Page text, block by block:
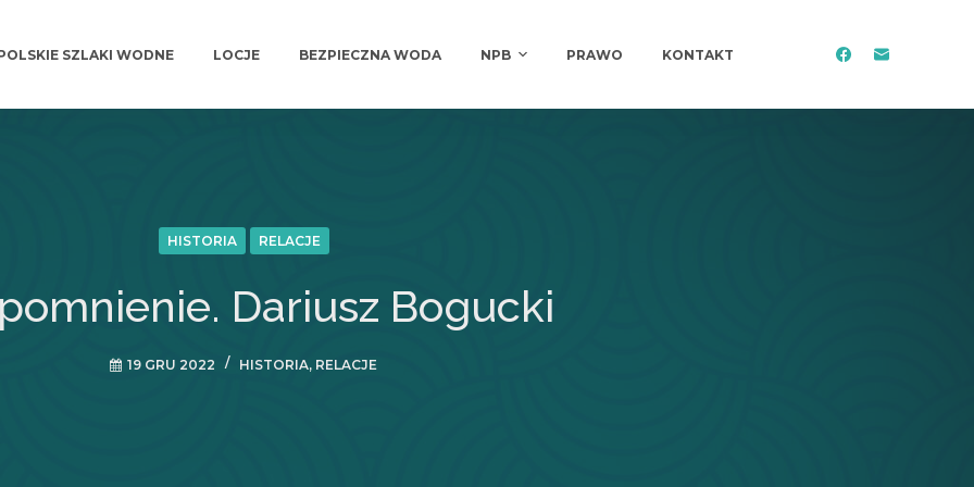
SZLAKI WODNE LOCJE BEZPIECZNA WODA NPB PRAWO KONTAKT
HISTORIA RELACJE
Dariusz Bogucki
19 GRU 2022 HISTORIA, RELACJE